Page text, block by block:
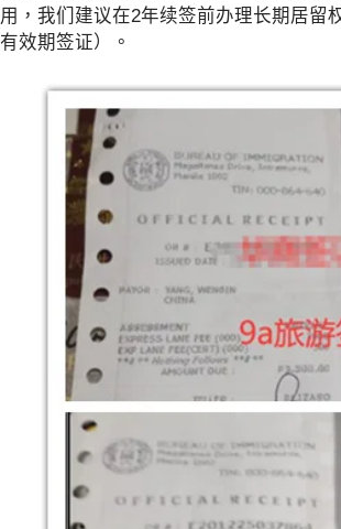
用，我们建议在2年续签前办理长期居留
有效期签证）。